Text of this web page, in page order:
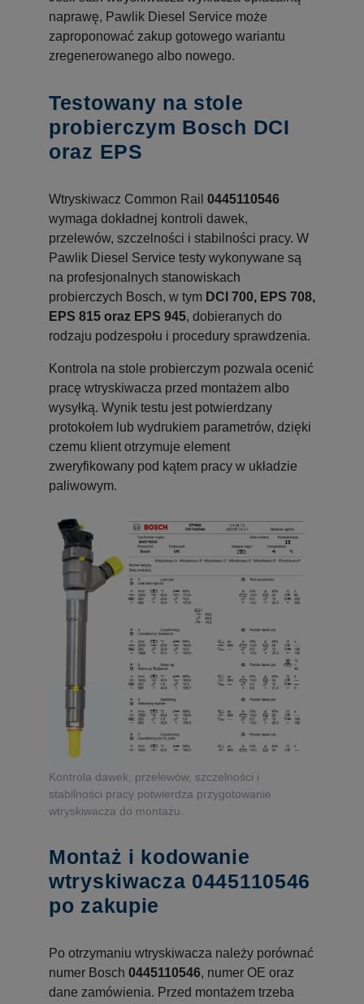
naprawę, Pawlik Diesel Service może
zaproponować zakup gotowego wariantu
zregenerowanego albo nowego.
Testowany na stole
probierczym Bosch DCI
oraz EPS
Wtryskiwacz Common Rail 0445110546
wymaga dokładnej kontroli dawek,
przelewów, szczelności i stabilności pracy. W
Pawlik Diesel Service testy wykonywane są
na profesjonalnych stanowiskach
probierczych Bosch, w tym DCI 700, EPS 708,
EPS 815 oraz EPS 945, dobieranych do
rodzaju podzespołu i procedury sprawdzenia.
Kontrola na stole probierczym pozwala ocenić
pracę wtryskiwacza przed montażem albo
wysyłką. Wynik testu jest potwierdzany
protokołem lub wydrukiem parametrów, dzięki
czemu klient otrzymuje element
zweryfikowany pod kątem pracy w układzie
paliwowym.
Kontrola dawek, przelewów, szczelności i
stabilności pracy potwierdza przygotowanie
wtryskiwacza do montażu.
Montaż i kodowanie
wtryskiwacza 0445110546
po zakupie
Po otrzymaniu wtryskiwacza należy porównać
numer Bosch 0445110546, numer OE oraz
dane zamówienia. Przed montażem trzeba